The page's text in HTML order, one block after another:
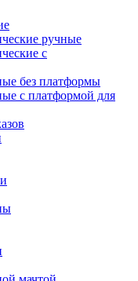
ручные
с
без платформы
с платформой для